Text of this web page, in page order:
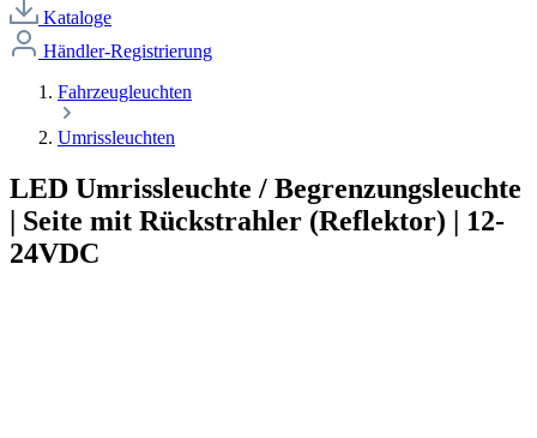
Kataloge
Händler-Registrierung
Fahrzeugleuchten
Umrissleuchten
LED Umrissleuchte / Begrenzungsleuchte
| Seite mit Rückstrahler (Reflektor) | 12-
24VDC